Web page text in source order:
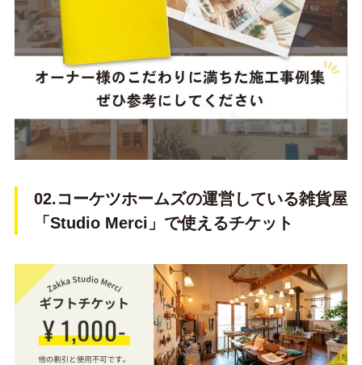
02.コーケツホームズの運営している雑貨屋
「Studio Merci」で使えるチケット